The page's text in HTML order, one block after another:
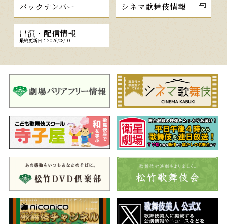
バックナンバー シネマ歌舞伎情報
出演・配信情報
最終更新日：2026/08/10